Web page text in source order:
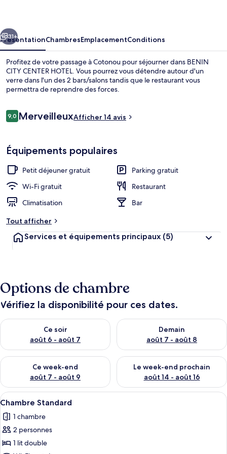
Suivant
31+
PrésentationChambresEmplacementConditions
Profitez de votre passage à Cotonou pour séjourner dans BENIN
CITY CENTER HOTEL. Vous pourrez vous détendre autour d'un
verre dans l'un des 2 bars/salons tandis que le restaurant vous
permettra de reprendre des forces.
Avis
voyageurs
9,09,0 sur 10
MerveilleuxAfficher 14 avis
Équipements populaires
Petit déjeuner gratuit
Parking gratuit
Wi-Fi gratuit
Restaurant
Climatisation
Bar
Tout afficher
Services et équipements principaux (5)
Options de chambre
Vérifiez la disponibilité pour ces dates.
Ce soir
août 6 - août 7
Vérifier la disponibilité pour ce soir août 6 - août 7
Demain
août 7 - août 8
Vérifier la disponibilité pour
Ce week-end
août 7 - août 9
Vérifier la disponibilité pour ce week-end août 7 - août 9
Le week-end prochain
août 14 - août 16
Vérifier la disponibilité pour
Afficher
toutes
les
photos
pour
Une chambre d’hôtel avec un lit,
8
Chambre Standard
1 chambre
2 personnes
1 lit double